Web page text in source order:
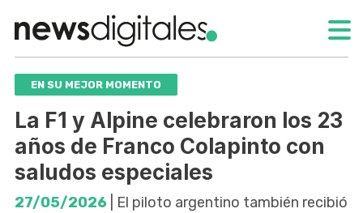
EN SU MEJOR MOMENTO
La F1 y Alpine celebraron los 23
años de Franco Colapinto con
saludos especiales
27/05/2026 | El piloto argentino también recibió